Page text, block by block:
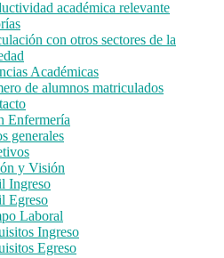
académica relevante
con otros sectores de la
Académicas
de alumnos matriculados
Enfermería
generales
y Visión
Ingreso
Egreso
Laboral
Ingreso
Egreso